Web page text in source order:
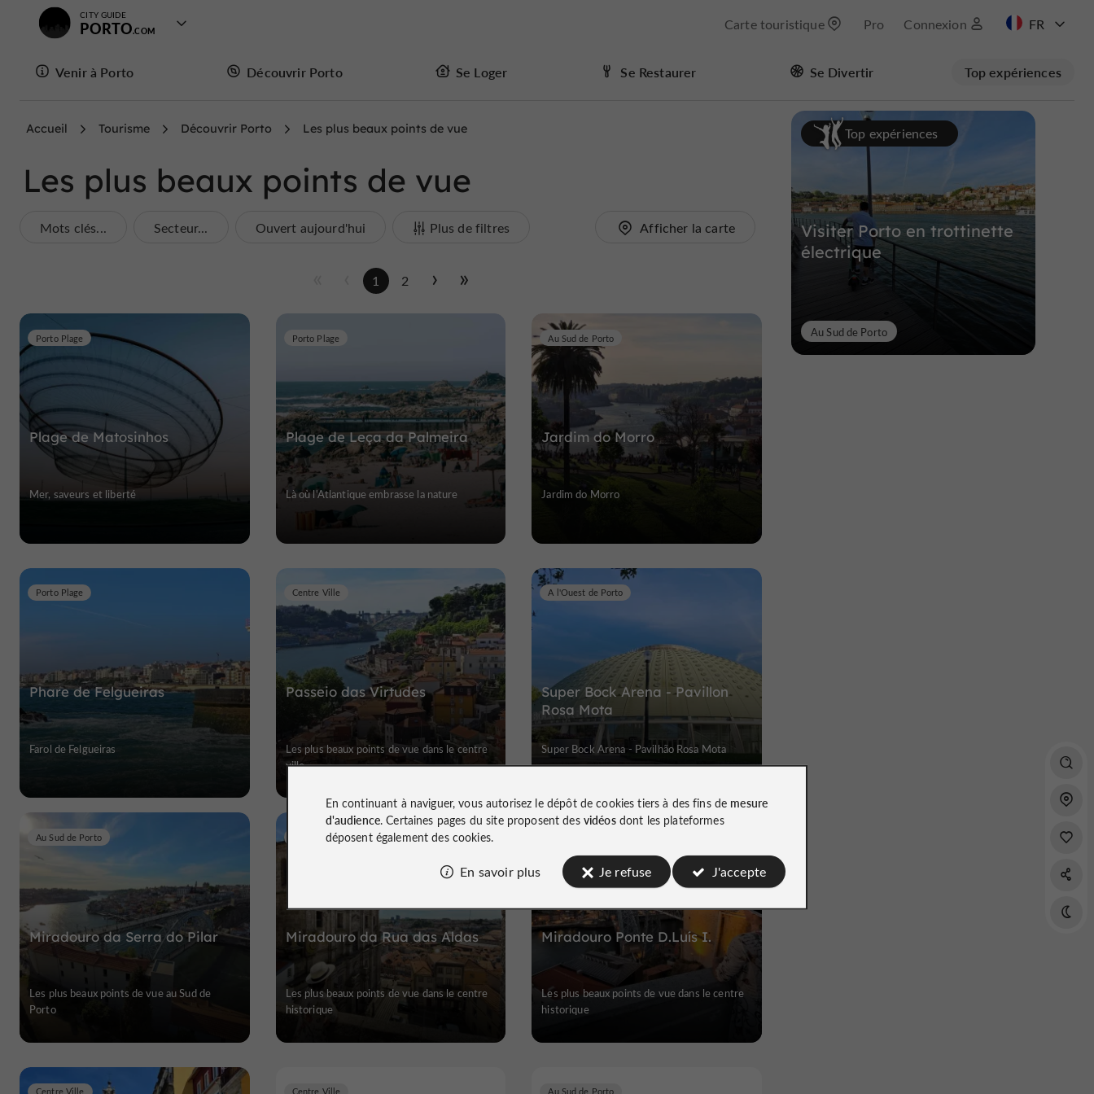
CITY GUIDE
PORTO Carte touristique Pro Connexion
Venir à Porto Découvrir Porto Se Loger Se Restaurer Se Divertir Top expériences
Masquer la carte
Accueil Tourisme Découvrir Porto Les plus beaux points de vue
Les plus beaux points de vue
Mots clés... Secteur... Ouvert aujourd'hui Plus de filtres Afficher la carte
1 2
Plage de Matosinhos
Porto Plage
Mer, saveurs et liberté
Plage de Leça da Palmeira
Porto Plage
Là où l'Atlantique embrasse la nature
Jardim do Morro
Au Sud de Porto
Jardim do Morro
Phare de Felgueiras
Porto Plage
Farol de Felgueiras
Passeio das Virtudes
Centre Ville
Les plus beaux points de vue dans le centre
ville
Super Bock Arena - Pavillon
Rosa Mota
A l'Ouest de Porto
Super Bock Arena - Pavilhão Rosa Mota
Miradouro da Serra do Pilar
Au Sud de Porto
Les plus beaux points de vue au Sud de
Porto
Miradouro da Rua das Aldas
Coeur Historique
Les plus beaux points de vue dans le centre
historique
Miradouro Ponte D.Luís I.
Les plus beaux points de vue dans le centre
historique
Centre Ville Centre Ville Au Sud de Porto
Top expériences
Visiter Porto en trottinette
électrique
Au Sud de Porto
En continuant à naviguer, vous autorisez le dépôt de cookies tiers à des fins de mesure
d'audience. Certaines pages du site proposent des vidéosdont les plateformes
déposent également des cookies.
En savoir plus Je refuse J'accepte